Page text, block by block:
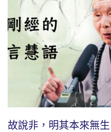
故說非，明其本來無